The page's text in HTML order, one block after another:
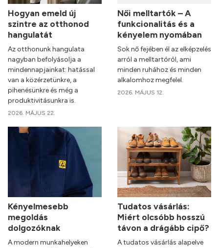
Hogyan emeld új
szintre az otthonod
hangulatát
Az otthonunk hangulata
nagyban befolyásolja a
mindennapjainkat: hatással
van a közérzetünkre, a
pihenésünkre és még a
produktivitásunkra is.
2026. MÁJUS 22.
Női melltartók – A
funkcionalitás és a
kényelem nyomában
Sok nő fejében él az elképzelés
arról a melltartóról, ami
minden ruhához és minden
alkalomhoz megfelel.
2026. MÁJUS 12.
Kényelmesebb
megoldás
dolgozóknak
A modern munkahelyeken
Tudatos vásárlás:
Miért olcsóbb hosszú
távon a drágább cipő?
A tudatos vásárlás alapelve